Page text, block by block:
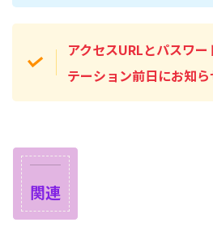
アクセスURLとパスワ
テーション前日にお知ら
関連